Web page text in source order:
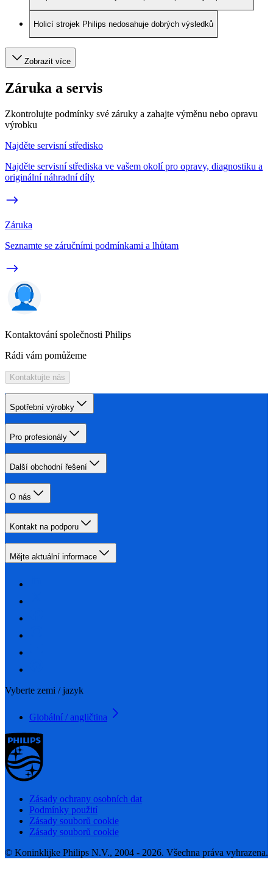
Holicí strojek Philips nedosahuje dobrých výsledků
Zobrazit více
Záruka a servis
Zkontrolujte podmínky své záruky a zahajte výměnu nebo opravu
výrobku
Najděte servisní středisko
Najděte servisní střediska ve vašem okolí pro opravy, diagnostiku a
originální náhradní díly
Záruka
Seznamte se záručními podmínkami a lhůtam
Kontaktování společnosti Philips
Rádi vám pomůžeme
Kontaktujte nás
Spotřební výrobky
Pro profesionály
Další obchodní řešení
O nás
Kontakt na podporu
Mějte aktuální informace
Vyberte zemi / jazyk
Globální / angličtina
Zásady ochrany osobních dat
Podmínky použití
Zásady souborů cookie
Zásady souborů cookie
© Koninklijke Philips N.V., 2004 - 2026. Všechna práva vyhrazena.